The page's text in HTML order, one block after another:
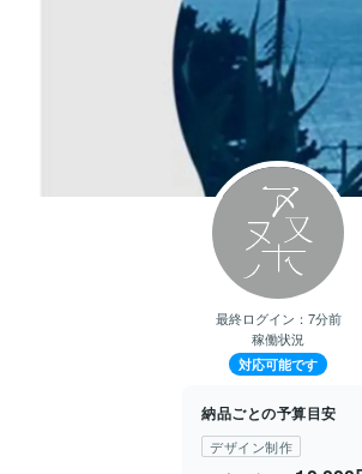
最終ログイン： 7分前
稼働状況
対応可能です
納品ごとの予算目安
デザイン制作